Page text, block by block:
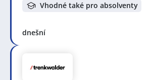
Vhodné také pro absolventy
dnešní